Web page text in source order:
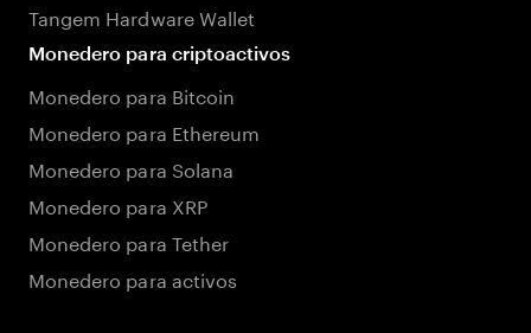
Tangem Hardware Wallet
Monedero para criptoactivos
Monedero para Bitcoin
Monedero para Ethereum
Monedero para Solana
Monedero para XRP
Monedero para Tether
Monedero para activos